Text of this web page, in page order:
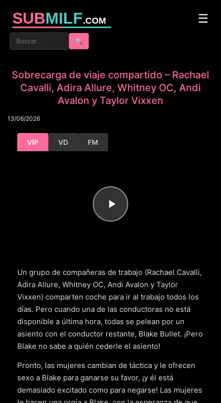
SUBMILF.COM ☰
🔍
Sobrecarga de viaje compartido – Rachael
Cavalli, Adira Allure, Whitney OC, Andi
Avalon y Taylor Vixxen
13/06/2026
VIP VD FM
Un grupo de compañeras de trabajo (Rachael Cavalli,
Adira Allure, Whitney OC, Andi Avalon y Taylor
Vixxen) comparten coche para ir al trabajo todos los
días. Pero cuando una de las conductoras no está
disponible a última hora, todas se pelean por un
asiento con el conductor restante, Blake Bullet. ¡Pero
Blake no sabe a quién cederle el asiento!
Pronto, las mujeres cambian de táctica y le ofrecen
sexo a Blake para ganarse su favor, ¡y él está
demasiado excitado como para negarse! Las mujeres